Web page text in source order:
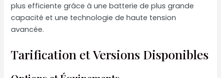
plus efficiente grâce à une batterie de plus grande
capacité et une technologie de haute tension
avancée.
Tarification et Versions Disponibles